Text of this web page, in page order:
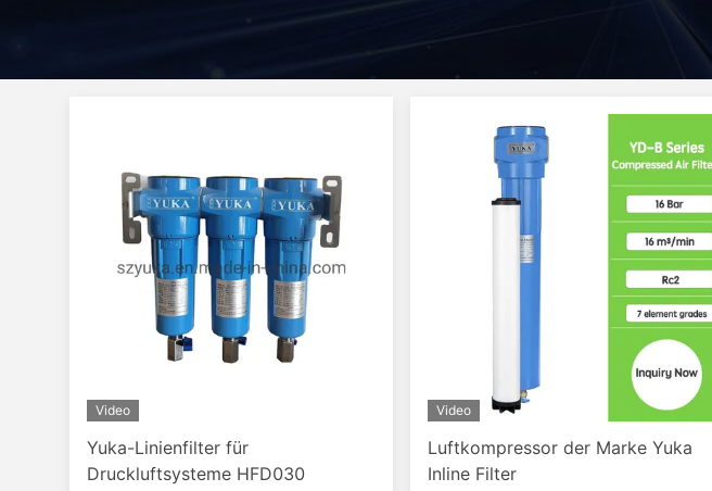
Video
Yuka-Linienfilter für
Druckluftsysteme HFD030
Video
Luftkompressor der Marke Yuka
Inline Filter